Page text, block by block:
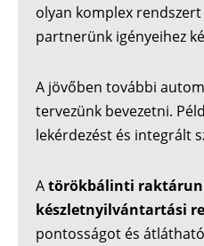
olyan komplex
partnerünk igényeihez
A jövőben további
tervezünk bevezetni.
lekérdezést és integrált
Atörökbálinti
készletnyilvántartási
pontosságot és